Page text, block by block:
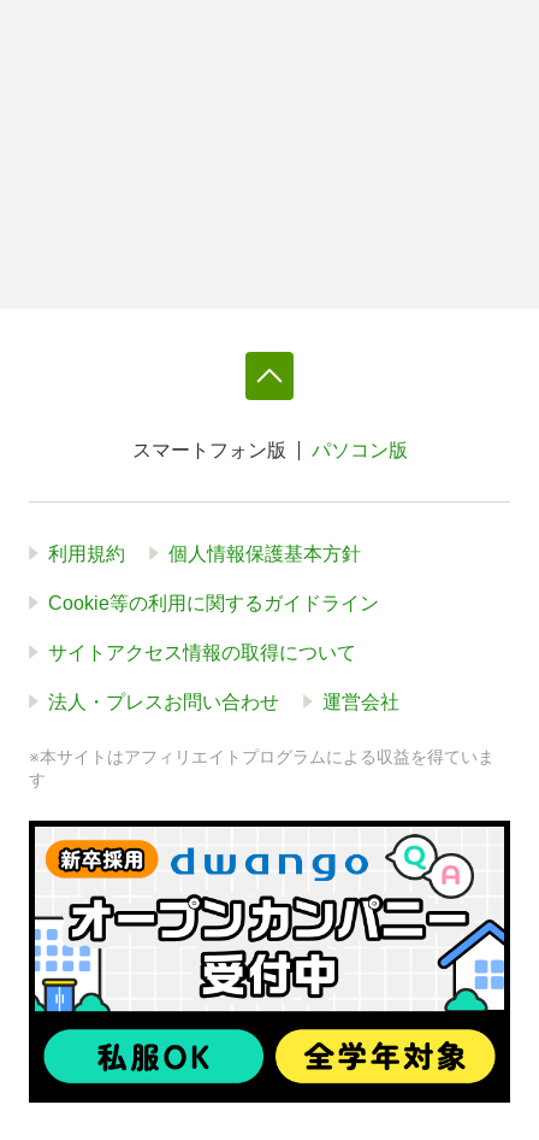
スマートフォン版 パソコン版
利用規約 個人情報保護基本方針
Cookie等の利用に関するガイドライン
サイトアクセス情報の取得について
法人・プレスお問い合わせ 運営会社
※本サイトはアフィリエイトプログラムによる収益を得ていま
す